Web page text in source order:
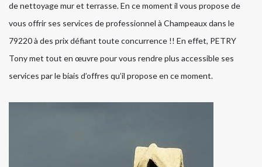
de nettoyage mur et terrasse. En ce moment il vous propose de
vous offrir ses services de professionnel à Champeaux dans le
79220 à des prix défiant toute concurrence !! En effet, PETRY
Tony met tout en œuvre pour vous rendre plus accessible ses
services par le biais d’offres qu’il propose en ce moment.